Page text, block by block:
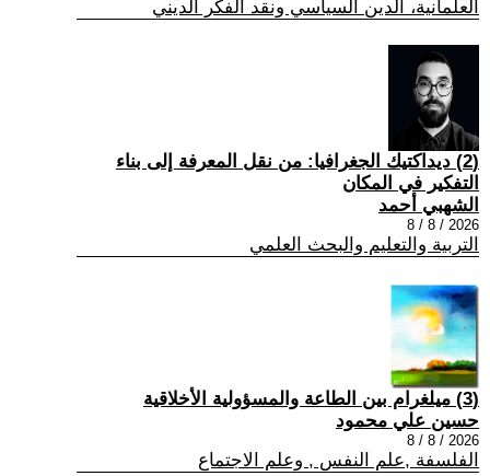
العلمانية، الدين السياسي ونقد الفكر الديني
(2) ديداكتيك الجغرافيا: من نقل المعرفة إلى بناء
التفكير في المكان
الشهبي أحمد
2026 / 8 / 8
التربية والتعليم والبحث العلمي
(3) ميلغرام بين الطاعة والمسؤولية الأخلاقية
حسين علي محمود
2026 / 8 / 8
الفلسفة ,علم النفس , وعلم الاجتماع